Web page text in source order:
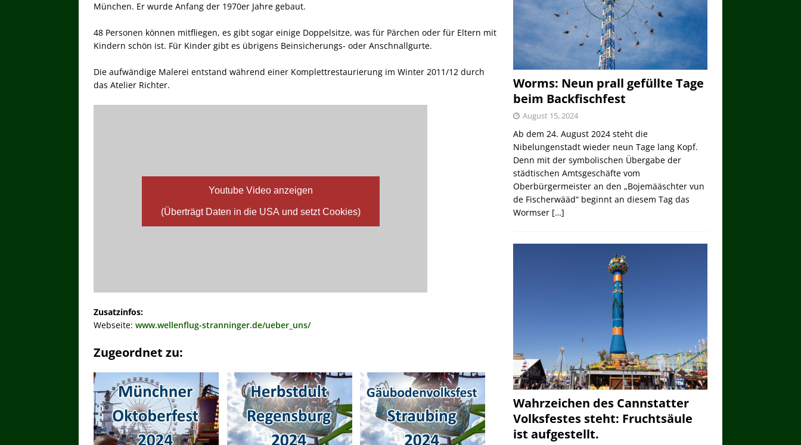
München. Er wurde Anfang der 1970er Jahre gebaut.
48 Personen können mitfliegen, es gibt sogar einige Doppelsitze, was für Pärchen oder für Eltern mit
Kindern schön ist. Für Kinder gibt es übrigens Beinsicherungs- oder Anschnallgurte.
Die aufwändige Malerei entstand während einer Komplettrestaurierung im Winter 2011/12 durch
das Atelier Richter.
Youtube Video anzeigen
(Überträgt Daten in die USA und setzt Cookies)
Zusatzinfos:
Webseite: www.wellenflug-stranninger.de/ueber_uns/
Zugeordnet zu:
Worms: Neun prall gefüllte Tage
beim Backfischfest
August 15, 2024
Ab dem 24. August 2024 steht die
Nibelungenstadt wieder neun Tage lang Kopf.
Denn mit der symbolischen Übergabe der
städtischen Amtsgeschäfte vom
Oberbürgermeister an den „Bojemääschter vun
de Fischerwääd“ beginnt an diesem Tag das
Wormser […]
Wahrzeichen des Cannstatter
Volksfestes steht: Fruchtsäule
ist aufgestellt.